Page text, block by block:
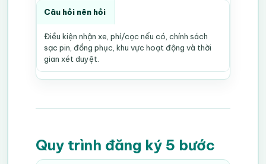
Câu hỏi nên hỏi
Điều kiện nhận xe, phí/cọc nếu có, chính sách
sạc pin, đồng phục, khu vực hoạt động và thời
gian xét duyệt.
Quy trình đăng ký 5 bước